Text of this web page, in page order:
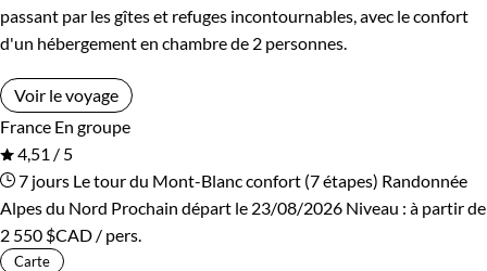
passant par les gîtes et refuges incontournables, avec le confort
d'un hébergement en chambre de 2 personnes.
Voir le voyage
France En groupe
4,51 / 5
7 jours Le tour du Mont-Blanc confort (7 étapes) Randonnée
Alpes du Nord Prochain départ le 23/08/2026 Niveau : à partir de
2 550 $CAD / pers.
Carte